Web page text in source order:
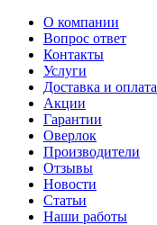
О компании
Вопрос ответ
Контакты
Услуги
Доставка и оплата
Акции
Гарантии
Оверлок
Производители
Отзывы
Новости
Статьи
Наши работы